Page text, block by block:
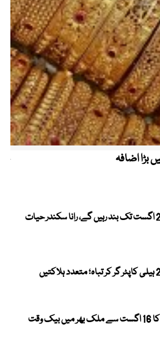
جماعت اسلامی کا 16 اگست سے ملک بھر میں بیک وقت